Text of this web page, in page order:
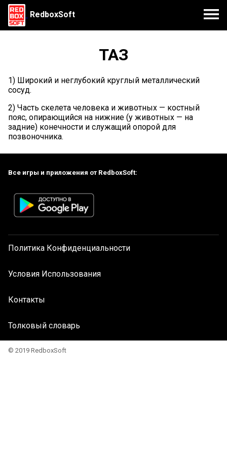
RedboxSoft
ТАЗ
1) Широкий и неглубокий круглый металлический
сосуд.
2) Часть скелета человека и животных — костный
пояс, опирающийся на нижние (у животных — на
задние) конечности и служащий опорой для
позвоночника.
Все игры и приложения от RedboxSoft:
Политика Конфиденциальности
Условия Использования
Контакты
Толковый словарь
© 2019 RedboxSoft